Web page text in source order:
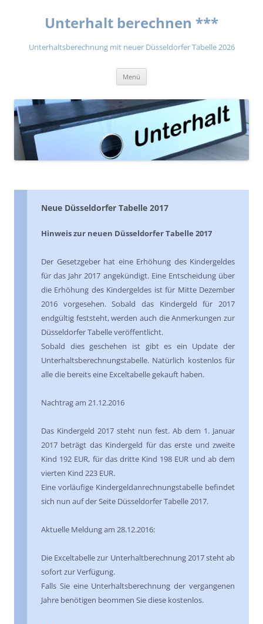
Unterhalt berechnen ***
Unterhaltsberechnung mit neuer Düsseldorfer Tabelle 2026
Menü
Neue Düsseldorfer Tabelle 2017
Hinweis zur neuen Düsseldorfer Tabelle 2017
Der Gesetzgeber hat eine Erhöhung des Kindergeldes
für das Jahr 2017 angekündigt. Eine Entscheidung über
die Erhöhung des Kindergeldes ist für Mitte Dezember
2016 vorgesehen. Sobald das Kindergeld für 2017
endgültig feststeht, werden auch die Anmerkungen zur
Düsseldorfer Tabelle veröffentlicht.
Sobald dies geschehen ist gibt es ein Update der
Unterhaltsberechnungstabelle. Natürlich kostenlos für
alle die bereits eine Exceltabelle gekauft haben.
Nachtrag am 21.12.2016
Das Kindergeld 2017 steht nun fest. Ab dem 1. Januar
2017 beträgt das Kindergeld für das erste und zweite
Kind 192 EUR, für das dritte Kind 198 EUR und ab dem
vierten Kind 223 EUR.
Eine vorläufige Kindergeldanrechnungstabelle befindet
sich nun auf der Seite Düsseldorfer Tabelle 2017.
Aktuelle Meldung am 28.12.2016:
Die Exceltabelle zur Unterhaltberechnung 2017 steht ab
sofort zur Verfügung.
Falls Sie eine Unterhaltsberechnung der vergangenen
Jahre benötigen beommen Sie diese kostenlos.